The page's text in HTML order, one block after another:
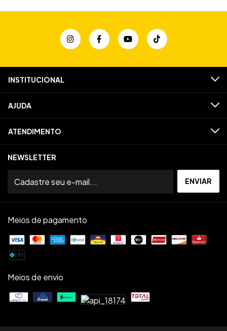
INSTITUCIONAL
AJUDA
ATENDIMENTO
NEWSLETTER
Meios de pagamento
Meios de envio